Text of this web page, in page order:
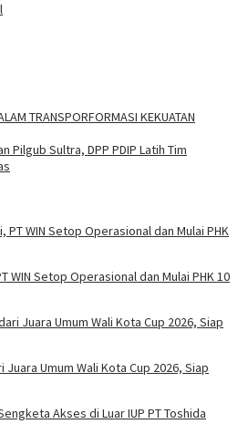
TRANSPORFORMASI KEKUATAN
Pilgub Sultra, DPP PDIP Latih Tim
WIN Setop Operasional dan Mulai PHK 10
Umum Wali Kota Cup 2026, Siap